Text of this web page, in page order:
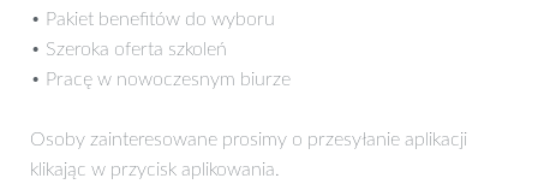
• Pakiet benefitów do wyboru
• Szeroka oferta szkoleń
• Pracę w nowoczesnym biurze
Osoby zainteresowane prosimy o przesyłanie aplikacji
klikając w przycisk aplikowania.